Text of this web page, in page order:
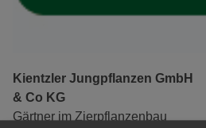
Kientzler Jungpflanzen GmbH
& Co KG
Gärtner im Zierpflanzenbau